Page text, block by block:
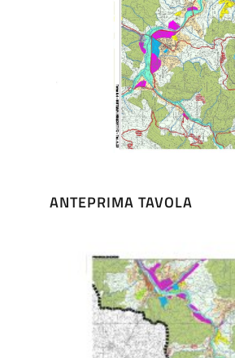
ANTEPRIMA TAVOLA